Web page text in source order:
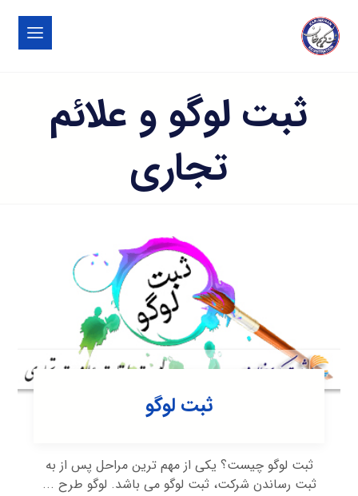
ثبت لوگو و علائم
تجاری
ثبت لوگو
ثبت لوگو چیست؟ یکی از مهم ترین مراحل پس از به
ثبت رساندن شرکت، ثبت لوگو می باشد. لوگو طرح ...